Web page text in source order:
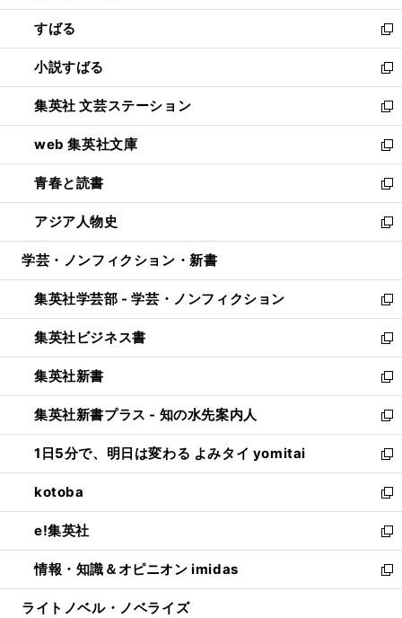
開
く
ウ
で
開
く
ン
ド
ウ
で
開
く
すばる
新
し
い
ウ
ィ
ン
ド
ウ
で
開
く
小説すばる
新
し
い
ウ
ィ
ン
ド
ウ
で
開
集英社 文芸ステーション
新
し
い
ウ
ィ
ン
ド
ウ
開
く
web 集英社文庫
新
し
い
ウ
ィ
ン
ウ
で
開
く
青春と読書
新
し
い
ウ
ン
ド
ウ
で
開
く
アジア人物史
新
し
ウ
ィ
ン
ド
ウ
で
開
く
学芸・ノンフィクション・新書
集英社学芸部 - 学芸・ノンフィクション
新
し
い
ウ
ィ
ン
ド
ウ
で
開
く
集英社ビジネス書
新
し
い
ウ
ィ
ン
ド
ウ
で
開
く
集英社新書
新
し
い
ウ
ィ
ン
ド
ウ
で
開
く
集英社新書プラス - 知の水先案内人
新
し
い
ウ
ィ
ン
ド
ウ
で
開
1日5分で、明日は変わる よみタイ yomitai
新
し
い
ウ
ィ
ン
ド
ウ
kotoba
新
し
い
ウ
ィ
ン
e!集英社
新
し
い
ウ
情報・知識＆オピニオン imidas
新
し
ライトノベル・ノベライズ